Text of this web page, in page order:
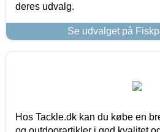
deres udvalg.
Se udvalget på
Hos Tackle.dk kan du købe en